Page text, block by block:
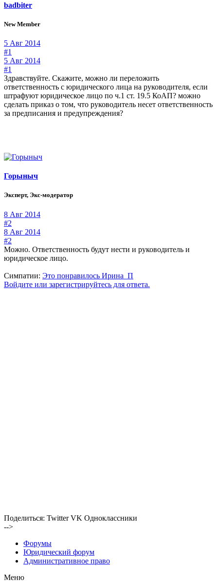
badbiter
New Member
5 Авг 2014
#1
5 Авг 2014
#1
Здравствуйте. Скажите, можно ли переложить
ответственность с юридического лица на руководителя, если
штрафуют юридическое лицо по ч.1 ст. 19.5 КоАП? можно
сделать приказ о том, что руководитель несет ответственность
за предписания и предупреждения?
Горыныч
Эксперт, Экс-модератор
8 Авг 2014
#2
8 Авг 2014
#2
Можно. Ответственность будут нести и руководитель и
юридическое лицо.
Симпатии: Это понравилось Ирина_П
Войдите или зарегистрируйтесь для ответа.
Поделиться: Twitter VK Одноклассники
-->
Форумы
Юридический форум
Административное право
Меню